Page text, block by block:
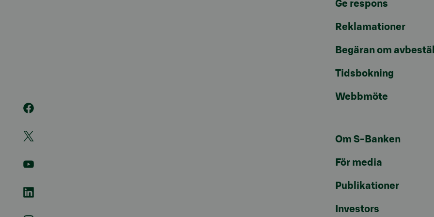
Ge respons
Reklamationer
Begäran om
Tidsbokning
Webbmöte
Om S-Banken
För media
Publikationer
Investors